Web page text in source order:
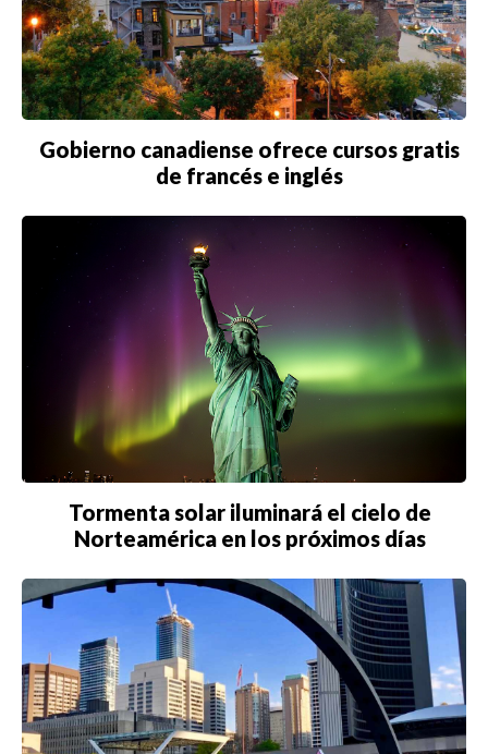
NUEVA YORK
ORLANDO
PARÍS
ROMA
TORONTO
VANCOUVER
©2026 QPASA MEDIA, Inc. All rights reserved.
Gobierno canadiense ofrece cursos gratis
de francés e inglés
Tormenta solar iluminará el cielo de
Norteamérica en los próximos días